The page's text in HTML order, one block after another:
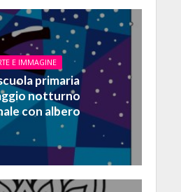
E IMMAGINE
primaria
notturno
con albero